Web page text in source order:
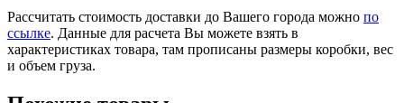
Рассчитать стоимость доставки до Вашего города можно по
ссылке. Данные для расчета Вы можете взять в
характеристиках товара, там прописаны размеры коробки, вес
и объем груза.